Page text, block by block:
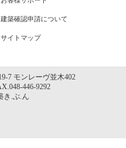
建築確認申請について
サイトマップ
7 モンレーヴ並木402
446-9292
き.ぶ.ん